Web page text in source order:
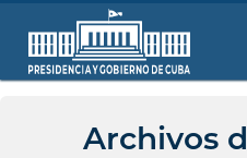
Archivos